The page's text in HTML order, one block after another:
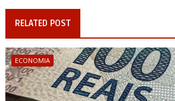
RELATED POST
ECONOMIA